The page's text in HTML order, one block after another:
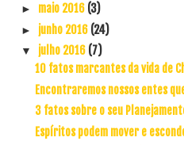
► maio 2016 (3)
► junho 2016 (24)
▼ julho 2016 (7)
10 fatos marcantes da vida de
Encontraremos nossos entes
3 fatos sobre o seu
Espíritos podem mover e